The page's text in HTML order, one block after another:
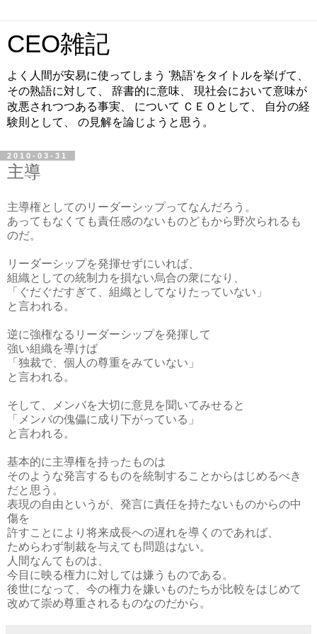
CEO雑記
よく人間が安易に使ってしまう '熟語'をタイトルを挙げて、
その熟語に対して、 辞書的に意味、 現社会において意味が
改悪されつつある事実、 について ＣＥＯとして、 自分の経
験則として、 の見解を論じようと思う。
2010-03-31
主導
主導権としてのリーダーシップってなんだろう。
あってもなくても責任感のないものどもから野次られるも
のだ。
リーダーシップを発揮せずにいれば、
組織としての統制力を損ない烏合の衆になり、
「ぐだぐだすぎて、組織としてなりたっていない」
と言われる。
逆に強権なるリーダーシップを発揮して
強い組織を導けば
「独裁で、個人の尊重をみていない」
と言われる。
そして、メンバを大切に意見を聞いてみせると
「メンバの傀儡に成り下がっている」
と言われる。
基本的に主導権を持ったものは
そのような発言するものを統制することからはじめるべき
だと思う。
表現の自由というが、発言に責任を持たないものからの中
傷を
許すことにより将来成長への遅れを導くのであれば、
ためらわず制裁を与えても問題はない。
人間なんてものは、
今目に映る権力に対しては嫌うものである。
後世になって、今の権力を嫌いものたちが比較をはじめて
改めて崇め尊重されるものなのだから。